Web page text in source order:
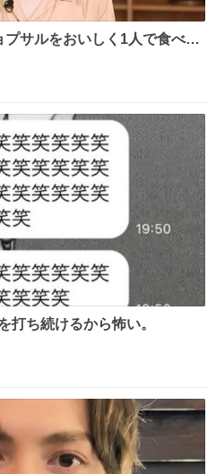
サルをおいしく1人で食べる
打ち続けるから怖い。